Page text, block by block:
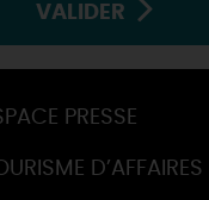
VALIDER
PRESSE
D’AFFAIRES